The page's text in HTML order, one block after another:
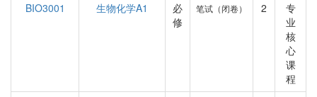
BIO3001
生物化学A1
必
修
笔试（闭卷） 2
专
业
核
心
课
程